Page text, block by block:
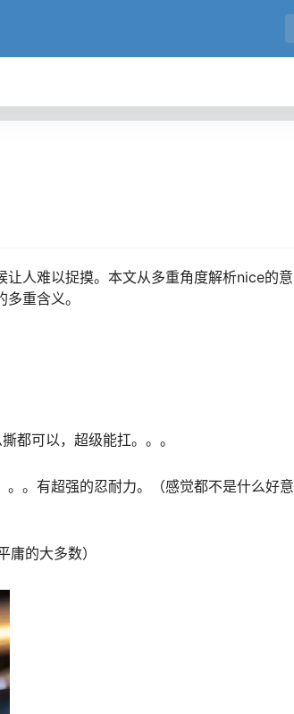
人难以捉摸。本文从多重角度解析nice的意
重含义。
都可以，超级能扛。。。
。有超强的忍耐力。（感觉都不是什么好意
的大多数）